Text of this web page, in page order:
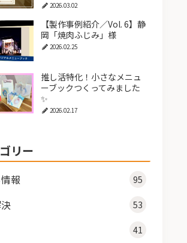
2026.03.02
【製作事例紹介／Vol. 6】静
岡「焼肉ふじみ」様
2026.02.25
推し活特化！小さなメニュ
ーブックつくってみました
✨
2026.02.17
リー
報 95
53
41